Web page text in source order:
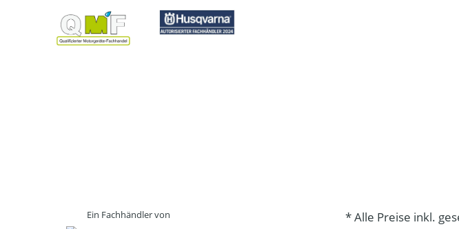
Ein Fachhändler von
* Alle Preise inkl.